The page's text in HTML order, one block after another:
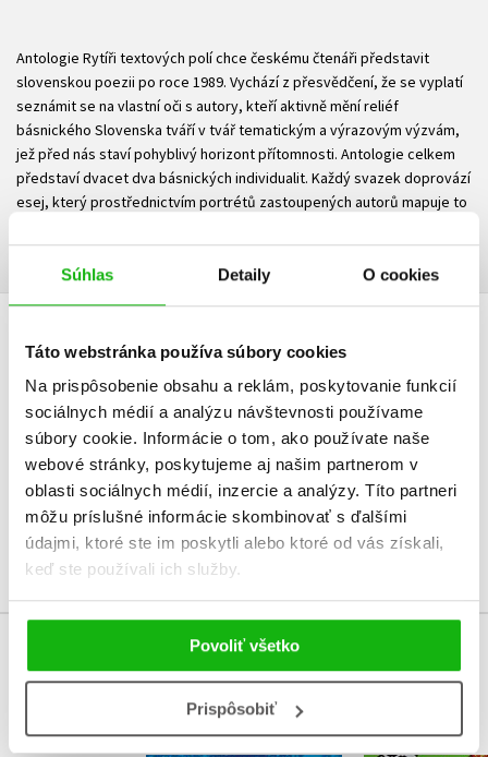
Súhlas Detaily O cookies
Táto webstránka používa súbory cookies
Na prispôsobenie obsahu a reklám, poskytovanie funkcií
sociálnych médií a analýzu návštevnosti používame
súbory cookie. Informácie o tom, ako používate naše
webové stránky, poskytujeme aj našim partnerom v
oblasti sociálnych médií, inzercie a analýzy. Títo partneri
môžu príslušné informácie skombinovať s ďalšími
údajmi, ktoré ste im poskytli alebo ktoré od vás získali,
keď ste používali ich služby.
Povoliť všetko
Prispôsobiť
Antologie Rytíři textových polí chce českému čtenáři představit
slovenskou poezii po roce 1989. Vychází z přesvědčení, že se vyplatí
seznámit se na vlastní oči s autory, kteří aktivně mění reliéf
básnického Slovenska tváří v tvář tematickým a výrazovým výzvám,
jež před nás staví pohyblivý horizont přítomnosti. Antologie celkem
představí dvacet dva básnických individualit. Každý svazek doprovází
esej, který prostřednictvím portrétů zastoupených autorů mapuje to
UŽIVATEĽSKÁ RECENZIA
Žiadne užívateľské hodnotenia nie sú dostupné.
Vaše hodnotenie
Používateľskú recenziu môžu vkladať len registrovaní užívatelia
Prihlásiť
KUPUJEME S